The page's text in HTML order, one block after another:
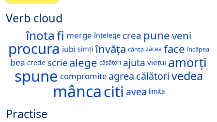
Verb cloud
înotafi merge înțelege crea puneveni
procura iubi simți învăța cânta zăcea face încăpea
bea crede scrie alege căsători ajuta viețui amorți
spune compromite agrea călătorivedea
mâncaciti avea limita
Practise